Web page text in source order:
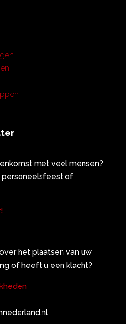
met veel mensen?
personeelsfeest of
het plaatsen van uw
of heeft u een klacht?